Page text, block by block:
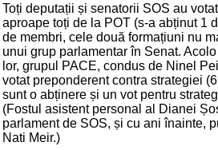
Toți deputații și senatorii SOS au
aproape toți de la POT (s-a abținut 1
de membri, cele două formațiuni nu
unui grup parlamentar în Senat.
lor, grupul PACE, condus de Ninel
votat preponderent contra strategiei
sunt o abținere și un vot pentru
(Fostul asistent personal al Dianei
parlament de SOS, și cu ani înainte,
Nati Meir.)